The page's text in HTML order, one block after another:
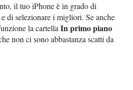
il tuo iPhone è in grado di
di selezionare i migliori. Se anche
la cartellaIn primo piano
non ci sono abbastanza scatti da